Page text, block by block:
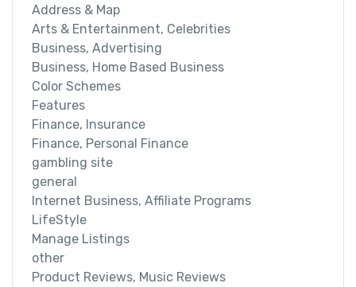
Address & Map
Arts & Entertainment, Celebrities
Business, Advertising
Business, Home Based Business
Color Schemes
Features
Finance, Insurance
Finance, Personal Finance
gambling site
general
Internet Business, Affiliate Programs
LifeStyle
Manage Listings
other
Product Reviews, Music Reviews